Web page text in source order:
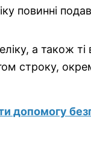
повинні
а також ті
строку,
допомогу